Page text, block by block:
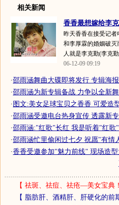
相关新闻
香香最想嫁给李
昨天香香在接受记
和李厚霖的婚姻破灭
人就是李克勤(李克
06-12-09 09:19
·邵雨涵舞曲大碟即将发行 专辑海报
·邵雨涵为新专辑备战 力争以全新
·图文:美女足球宝贝之香香 可爱造
·邵雨涵受邀电台热身宣传 透露新专
·邵雨涵:"红歌"长红 我是听着"红歌
·邵雨涵忙里偷闲过七夕 祝愿"有情
·香香受邀参加"魅力前线" 现场造
【 祛斑、祛痘、祛疮—美女宝典！
【 脂肪肝、酒精肝、肝硬化的前